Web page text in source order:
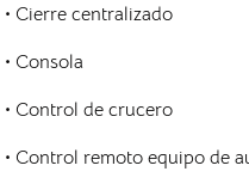
• Cierre centralizado
• Consola
• Control de crucero
• Control remoto equipo de